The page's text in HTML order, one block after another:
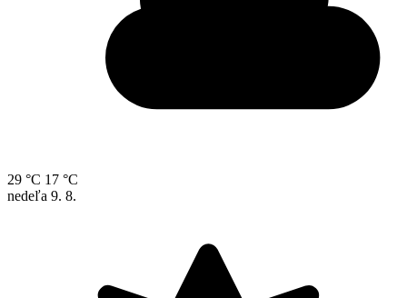
29 °C 17 °C
nedeľa 9. 8.